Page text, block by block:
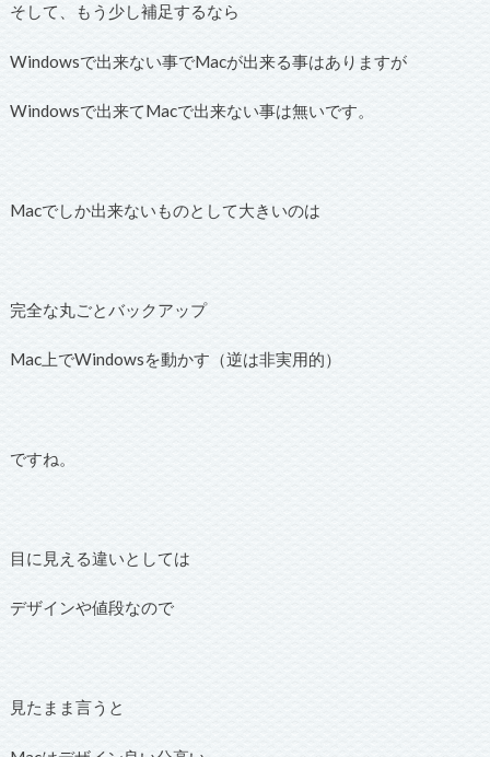
そして、もう少し補足するなら
Windowsで出来ない事でMacが出来る事はありますが
Windowsで出来てMacで出来ない事は無いです。
Macでしか出来ないものとして大きいのは
完全な丸ごとバックアップ
Mac上でWindowsを動かす（逆は非実用的）
ですね。
目に見える違いとしては
デザインや値段なので
見たまま言うと